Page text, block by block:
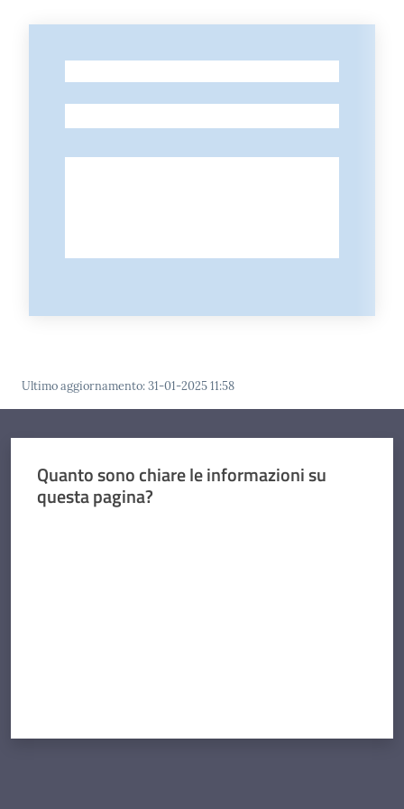
-
Ultimo aggiornamento:31-01-2025 11:58
Quanto sono chiare le informazioni su
questa pagina?